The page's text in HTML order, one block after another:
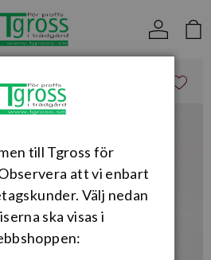
till Tgross för
att vi enbart
Välj nedan
ska visas i